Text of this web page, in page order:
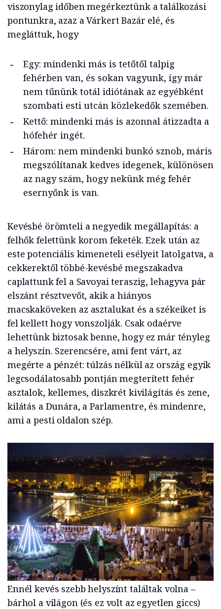
viszonylag időben megérkeztünk a találkozási
pontunkra, azaz a Várkert Bazár elé, és
megláttuk, hogy
Egy: mindenki más is tetőtől talpig
fehérben van, és sokan vagyunk, így már
nem tűnünk totál idiótának az egyébként
szombati esti utcán közlekedők szemében.
Kettő: mindenki más is azonnal átizzadta a
hófehér ingét.
Három: nem mindenki bunkó sznob, máris
megszólítanak kedves idegenek, különösen
az nagy szám, hogy nekünk még fehér
esernyőnk is van.
Kevésbé örömteli a negyedik megállapítás: a
felhők felettünk korom feketék. Ezek után az
este potenciális kimeneteli esélyeit latolgatva, a
cekkerektől többé-kevésbé megszakadva
caplattunk fel a Savoyai teraszig, lehagyva pár
elszánt résztvevőt, akik a hiányos
macskaköveken az asztalukat és a székeiket is
fel kellett hogy vonszolják. Csak odaérve
lehettünk biztosak benne, hogy ez már tényleg
a helyszín. Szerencsére, ami fent várt, az
megérte a pénzét: túlzás nélkül az ország egyik
legcsodálatosabb pontján megterített fehér
asztalok, kellemes, diszkrét kivilágítás és zene,
kilátás a Dunára, a Parlamentre, és mindenre,
ami a pesti oldalon szép.
Ennél kevés szebb helyszínt találtak volna –
bárhol a világon (és ez volt az egyetlen giccs)